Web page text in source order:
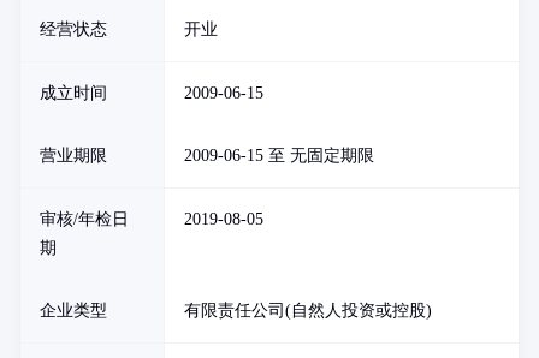
经营状态 开业
成立时间 2009-06-15
营业期限 2009-06-15 至 无固定期限
审核/年检日
期
2019-08-05
企业类型 有限责任公司(自然人投资或控股)